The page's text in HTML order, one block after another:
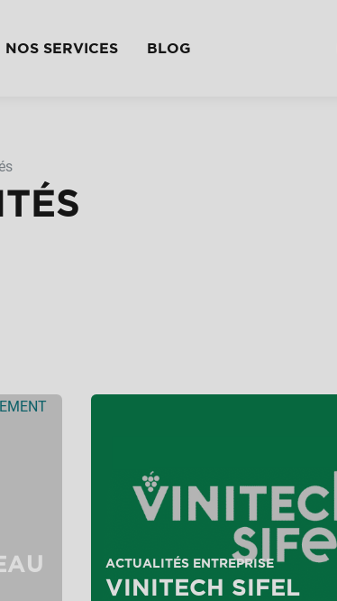
NOS SERVICES BLOG
ACTUALITÉS ENTREPRISE
VINITECH SIFEL